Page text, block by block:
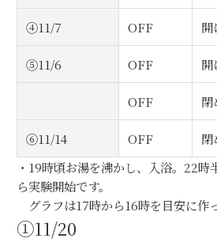
④11/7 OFF 開
⑤11/6 OFF 開
OFF 閉
⑥11/14 OFF 閉
・19時頃お湯を沸かし、入浴。22時
ら実験開始です。
グラフは17時から16時を目安に作
①11/20